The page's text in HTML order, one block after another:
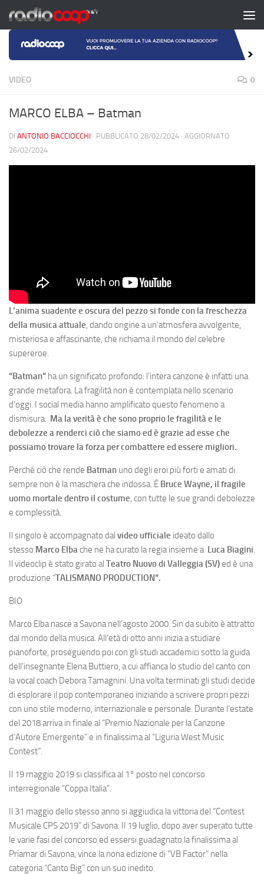
Salta al contenuto
VIDEO 0
MARCO ELBA – Batman
DI ANTONIO BACCIOCCHI · PUBBLICATO 28/02/2024 · AGGIORNATO
26/02/2024
L’anima suadente e oscura del pezzo si fonde con la freschezza
della musica attuale, dando origine a un’atmosfera avvolgente,
misteriosa e affascinante, che richiama il mondo del celebre
supereroe.
“Batman” ha un significato profondo: l’intera canzone è infatti una
grande metafora. La fragilità non è contemplata nello scenario
d’oggi. I social media hanno amplificato questo fenomeno a
dismisura. Ma la verità è che sono proprio le fragilità e le
debolezze a renderci ciò che siamo ed è grazie ad esse che
possiamo trovare la forza per combattere ed essere migliori.
Perché ciò che rende Batman uno degli eroi più forti e amati di
sempre non è la maschera che indossa. È Bruce Wayne, il fragile
uomo mortale dentro il costume, con tutte le sue grandi debolezze
e complessità.
Il singolo è accompagnato dal video ufficiale ideato dallo
stesso Marco Elbache ne ha curato la regia insieme a Luca Biagini.
Il videoclip è stato girato al Teatro Nuovo di Valleggia (SV)ed è una
produzione “TALISMANO PRODUCTION”.
BIO
Marco Elba nasce a Savona nell’agosto 2000. Sin da subito è attratto
dal mondo della musica. All’età di otto anni inizia a studiare
pianoforte, proseguendo poi con gli studi accademici sotto la guida
dell’insegnante Elena Buttiero, a cui affianca lo studio del canto con
la vocal coach Debora Tamagnini. Una volta terminati gli studi decide
di esplorare il pop contemporaneo iniziando a scrivere propri pezzi
con uno stile moderno, internazionale e personale. Durante l’estate
del 2018 arriva in finale al “Premio Nazionale per la Canzone
d’Autore Emergente” e in finalissima al “Liguria West Music
Contest”.
Il 19 maggio 2019 si classifica al 1° posto nel concorso
interregionale “Coppa Italia”.
Il 31 maggio dello stesso anno si aggiudica la vittoria del “Contest
Musicale CPS 2019” di Savona. Il 19 luglio, dopo aver superato tutte
le varie fasi del concorso ed essersi guadagnato la finalissima al
Priamar di Savona, vince la nona edizione di “VB Factor” nella
categoria “Canto Big” con un suo inedito.